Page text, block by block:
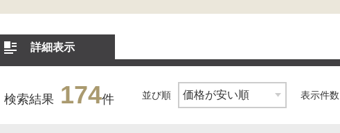
詳細表示
検索結果 174件 並び順 表示件数